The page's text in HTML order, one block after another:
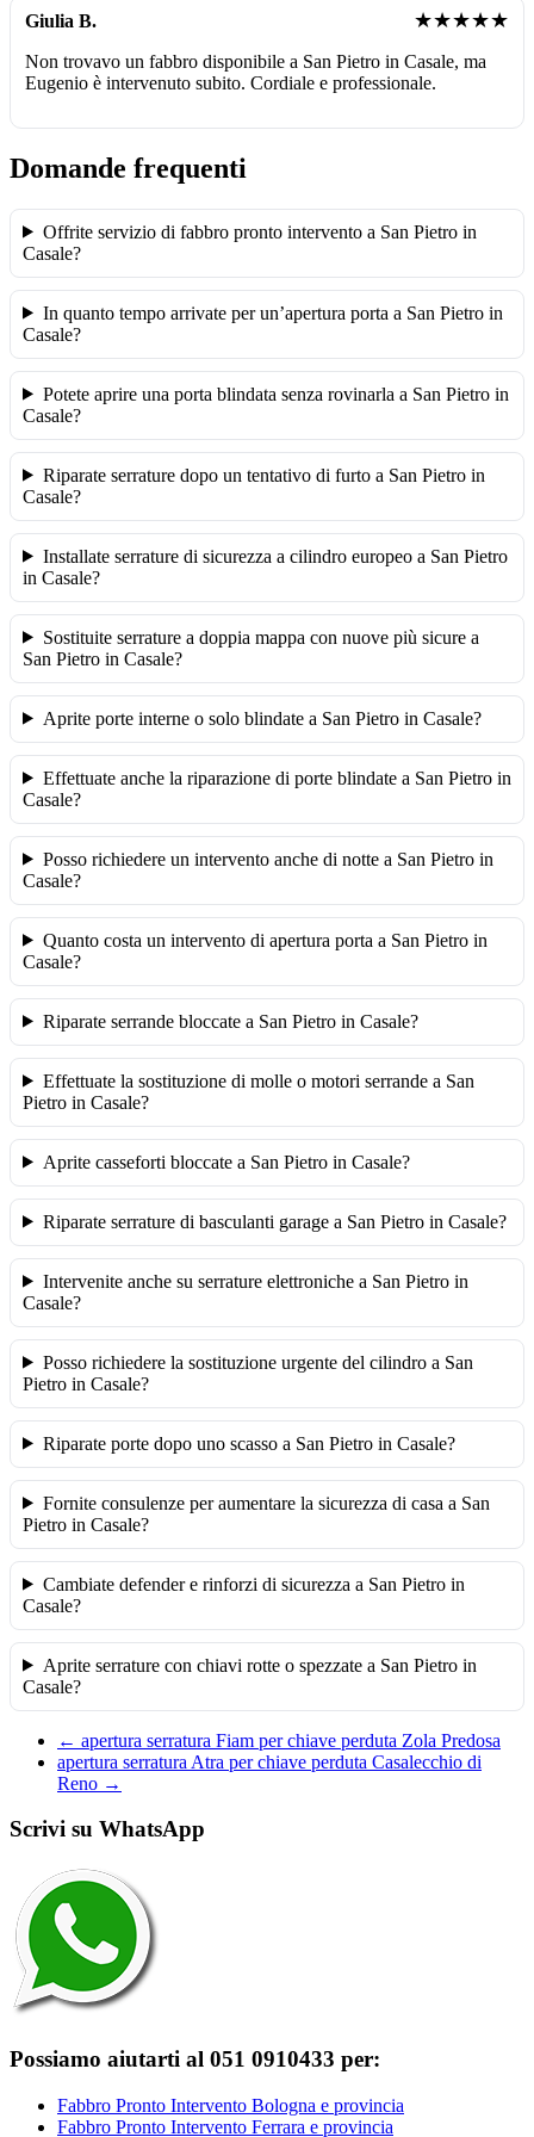
Giulia B. ★★★★★
Non trovavo un fabbro disponibile a San Pietro in Casale, ma
Eugenio è intervenuto subito. Cordiale e professionale.
Domande frequenti
Offrite servizio di fabbro pronto intervento a San Pietro in
Casale?
In quanto tempo arrivate per un’apertura porta a San Pietro in
Casale?
Potete aprire una porta blindata senza rovinarla a San Pietro in
Casale?
Riparate serrature dopo un tentativo di furto a San Pietro in
Casale?
Installate serrature di sicurezza a cilindro europeo a San Pietro
in Casale?
Sostituite serrature a doppia mappa con nuove più sicure a
San Pietro in Casale?
Aprite porte interne o solo blindate a San Pietro in Casale?
Effettuate anche la riparazione di porte blindate a San Pietro in
Casale?
Posso richiedere un intervento anche di notte a San Pietro in
Casale?
Quanto costa un intervento di apertura porta a San Pietro in
Casale?
Riparate serrande bloccate a San Pietro in Casale?
Effettuate la sostituzione di molle o motori serrande a San
Pietro in Casale?
Aprite casseforti bloccate a San Pietro in Casale?
Riparate serrature di basculanti garage a San Pietro in Casale?
Intervenite anche su serrature elettroniche a San Pietro in
Casale?
Posso richiedere la sostituzione urgente del cilindro a San
Pietro in Casale?
Riparate porte dopo uno scasso a San Pietro in Casale?
Fornite consulenze per aumentare la sicurezza di casa a San
Pietro in Casale?
Cambiate defender e rinforzi di sicurezza a San Pietro in
Casale?
Aprite serrature con chiavi rotte o spezzate a San Pietro in
Casale?
← apertura serratura Fiam per chiave perduta Zola Predosa
apertura serratura Atra per chiave perduta Casalecchio di
Reno →
Scrivi su WhatsApp
Possiamo aiutarti al 051 0910433 per:
Fabbro Pronto Intervento Bologna e provincia
Fabbro Pronto Intervento Ferrara e provincia